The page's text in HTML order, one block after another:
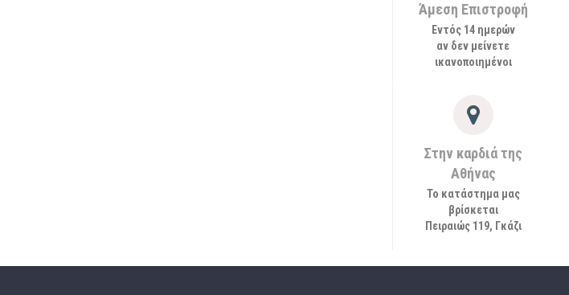
Άμεση Επιστροφή
Εντός 14 ημερών
αν δεν μείνετε
ικανοποιημένοι
Στην καρδιά της
Αθήνας
Το κατάστημα μας
βρίσκεται
Πειραιώς 119, Γκάζι